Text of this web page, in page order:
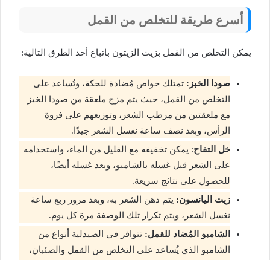
أسرع طريقة للتخلص من القمل
يمكن التخلص من القمل بزيت الزيتون باتباع أحد الطرق التالية:
صودا الخبز: تمتلك خواص مُضادة للحكة، وتُساعد على
التخلص من القمل، حيث يتم مزج ملعقة من صودا الخبز
مع ملعقتين من مرطب الشعر، وتوزيعهم على فروة
الرأس، وبعد نصف ساعة نغسل الشعر جيدًا.
خل التفاح: يمكن تخفيفه مع القليل من الماء، واستخدامه
على الشعر قبل غسله بالشامبو، وبعد غسله أيضًا،
للحصول على نتائج سريعة.
زيت اليانسون: يتم دهن الشعر به، وبعد مرور ربع ساعة
نغسل الشعر، ويتم تكرار تلك الوصفة مرة كل يوم.
الشامبو المُضاد للقمل: تتوافر في الصيدلية أنواع من
الشامبو الذي يُساعد على التخلص من القمل والصئبان،